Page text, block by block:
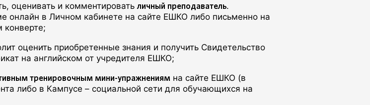
оценивать и комментироватьличный преподаватель.
в Личном кабинете на сайте ЕШКО либо письменно на
конверте;
оценить приобретенные знания и получить Свидетельство
на английском от учредителя ЕШКО;
тренировочным мини-упражнениям на сайте ЕШКО (в
либо в Кампусе – социальной сети для обучающихся на